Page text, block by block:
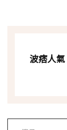
波痞人氣